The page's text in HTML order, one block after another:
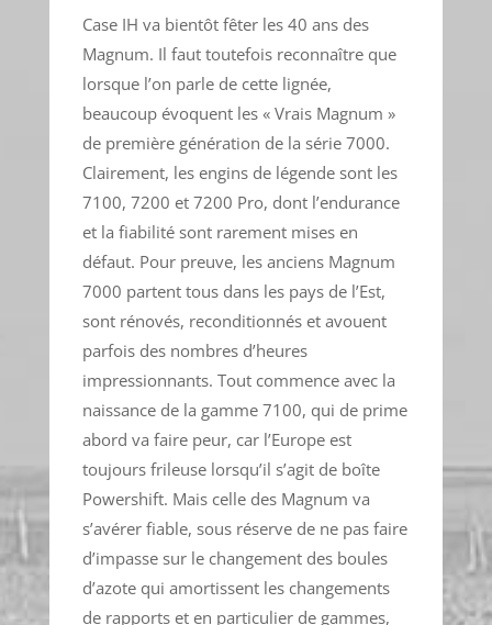
Case IH va bientôt fêter les 40 ans des
Magnum. Il faut toutefois reconnaître que
lorsque l’on parle de cette lignée,
beaucoup évoquent les « Vrais Magnum »
de première génération de la série 7000.
Clairement, les engins de légende sont les
7100, 7200 et 7200 Pro, dont l’endurance
et la fiabilité sont rarement mises en
défaut. Pour preuve, les anciens Magnum
7000 partent tous dans les pays de l’Est,
sont rénovés, reconditionnés et avouent
parfois des nombres d’heures
impressionnants. Tout commence avec la
naissance de la gamme 7100, qui de prime
abord va faire peur, car l’Europe est
toujours frileuse lorsqu’il s’agit de boîte
Powershift. Mais celle des Magnum va
s’avérer fiable, sous réserve de ne pas faire
d’impasse sur le changement des boules
d’azote qui amortissent les changements
de rapports et en particulier de gammes,